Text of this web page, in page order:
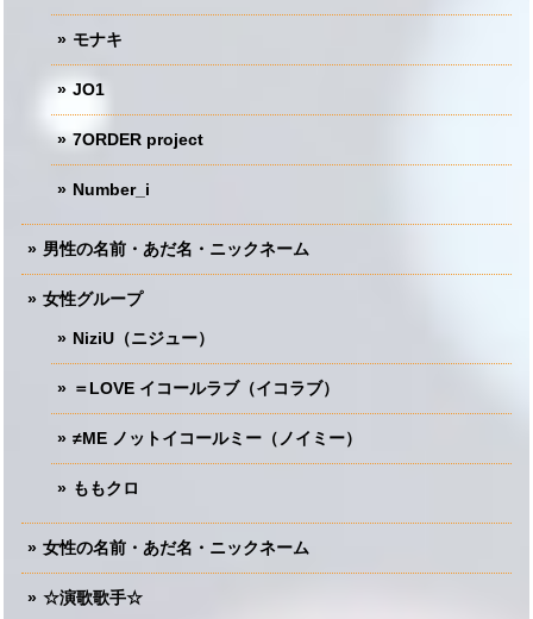
モナキ
JO1
7ORDER project
Number_i
男性の名前・あだ名・ニックネーム
女性グループ
NiziU（ニジュー）
＝LOVE イコールラブ（イコラブ）
≠ME ノットイコールミー（ノイミー）
ももクロ
女性の名前・あだ名・ニックネーム
☆演歌歌手☆